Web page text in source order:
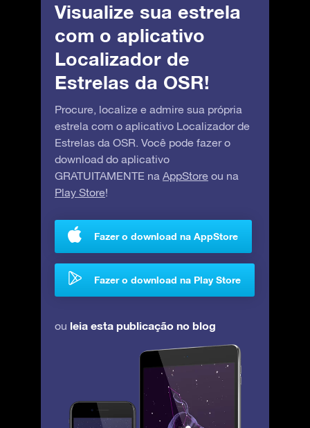
Visualize sua estrela
com o aplicativo
Localizador de
Estrelas da OSR!
Procure, localize e admire sua própria
estrela com o aplicativo Localizador de
Estrelas da OSR. Você pode fazer o
download do aplicativo
GRATUITAMENTE na AppStore ou na
Play Store!
Fazer o download na AppStore
Fazer o download na Play Store
ou leia esta publicação no blog